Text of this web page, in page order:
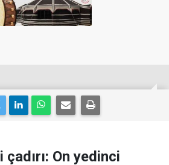
On yedinci